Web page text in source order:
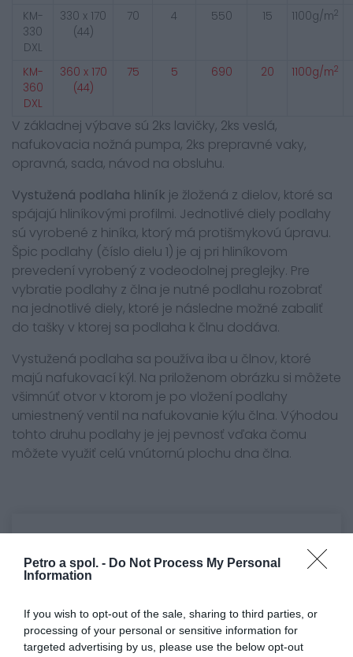
Petro a spol. - Do Not Process My Personal
Information
If you wish to opt-out of the sale, sharing to third parties, or
processing of your personal or sensitive information for
targeted advertising by us, please use the below opt-out
KM-
330
DXL
330 x 170
(44)
70 4 550 15 1100g/m2
KM-
360
DXL
360 x 170
(44)
75 5 690 20 1100g/m2
V základnej výbave sú 2ks lavičky, 2ks veslá,
nafukovacia nožná pumpa, 2ks prepravné vaky,
opravná, sada, návod na obsluhu.
Vystužená podlaha hliník je žložená z dielov, ktoré sa
spájajú hliníkovými profilmi. Jednotlivé diely podlahy
sú vyrobené z hiníka, ktorý má protišmykovú úpravu.
Špic podlahy (číslo dielu 1) je aj pri hliníkovom
prevedení vyrobený z vodeodolnej preglejky. Pre
vybratie podlahy z člna je nutné podlahu rozobrať
na jednotlivé diely, ktoré je následne možné zabaliť
do tašky v ktorej sa podlaha k člnu dodáva.
Vystužená podlaha sa používa iba u člnov, ktoré
majú nafukovací kýl. Na priloženom obrázku si môžete
všimnúť otvor v ktorom je po vložení podlahy
umiestnený ventil na nafukovanie kýlu člna. Výhodou
tohto druhu podlahy je jej pevnosť vďaka čomu
môžete využiť celú vnútornú plochu dna člna.
0.0